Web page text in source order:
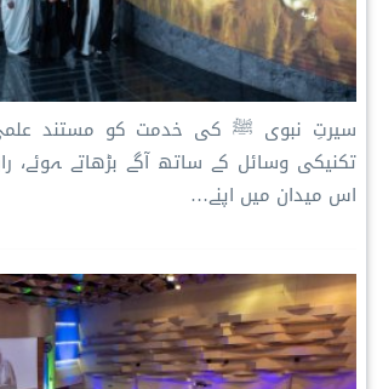
سیرتِ نبوی ﷺ کی خدمت کو مستند
تکنیکی وسائل کے ساتھ آگے بڑھاتے ہوئے،
اس میدان میں اپنے…